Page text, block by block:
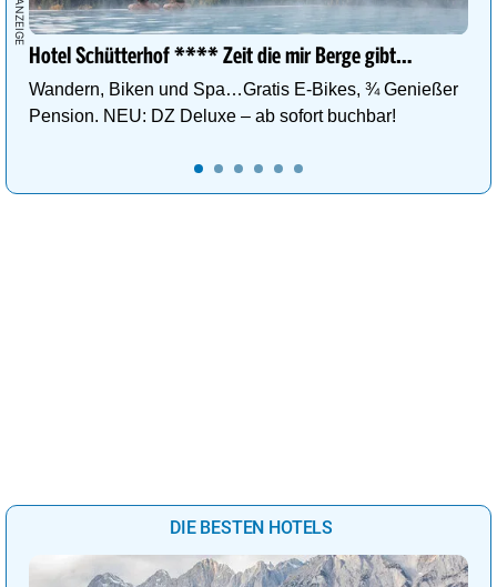
Hotel Schütterhof **** Zeit die mir Berge gibt…
Wandern, Biken und Spa…Gratis E-Bikes, ¾ Genießer
Pension. NEU: DZ Deluxe – ab sofort buchbar!
DIE BESTEN HOTELS